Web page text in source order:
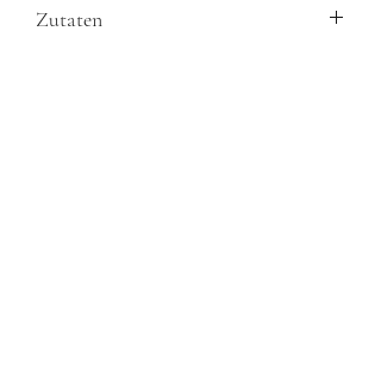
Zutaten